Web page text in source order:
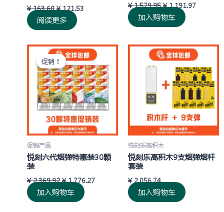
¥163.60 ¥121.53
阅读更多
¥1,579.95 ¥1,191.97
加入购物车
促销！
促销！
促销产品
悦刻六代烟弹特惠装30颗
装
¥2,369.92
原
价
为：
¥ 2,369.92。
¥1,776.27
当
前
价
格
为：
¥ 1,776.27。
加入购物车
悦刻乐高积木
悦刻乐高积木9支烟弹烟杆
套装
¥2,056.74
加入购物车